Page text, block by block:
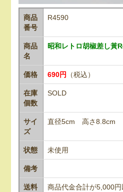
商品
番号
R4590
商品
名
昭和レトロ胡椒差し黃
価格 690円 （税込）
在庫
個数
SOLD
サイ
ズ
直径5cm 高さ8.8cm
状態 未使用
備考
送料
商品代金合計が5,000